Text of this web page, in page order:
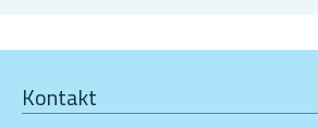
Kontakt